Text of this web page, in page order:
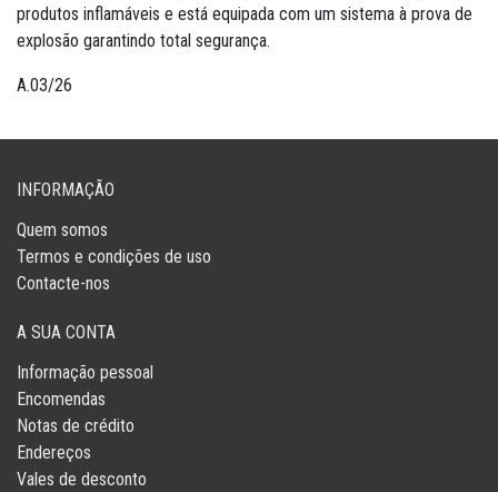
produtos inflamáveis e está equipada com um sistema à prova de
explosão garantindo total segurança.
A.03/26
INFORMAÇÃO
Quem somos
Termos e condições de uso
Contacte-nos
A SUA CONTA
Informação pessoal
Encomendas
Notas de crédito
Endereços
Vales de desconto